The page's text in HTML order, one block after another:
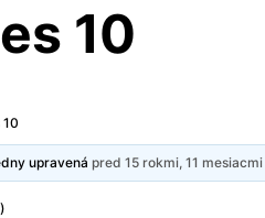
10
upravenápred 15 rokmi, 11 mesiacmi